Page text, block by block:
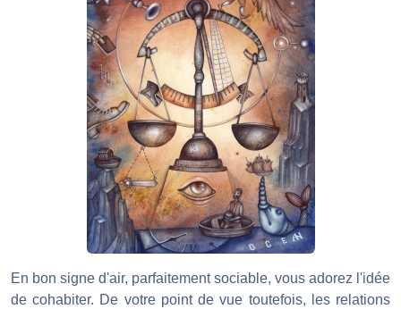
En bon signe d'air, parfaitement sociable, vous adorez l'idée
de cohabiter. De votre point de vue toutefois, les relations